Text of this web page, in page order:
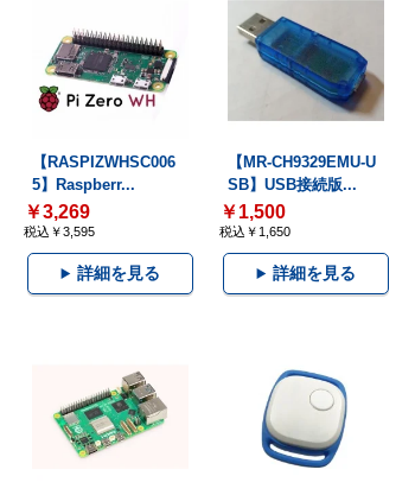
【RASPIZWHSC006
5】Raspberr...
￥3,269
税込￥3,595
詳細を見る
【MR-CH9329EMU-U
SB】USB接続版...
￥1,500
税込￥1,650
詳細を見る